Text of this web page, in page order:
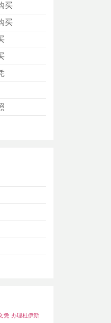
买
买
凭 办理杜伊斯